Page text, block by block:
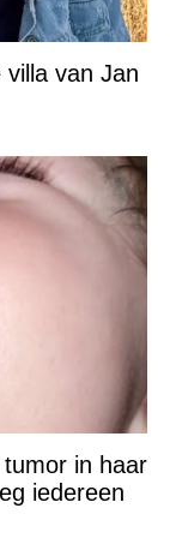
van Jan
in haar
iedereen